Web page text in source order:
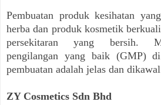
Pembuatan produk kesihatan
herba dan produk kosmetik
persekitaran yang bersih.
pengilangan yang baik (GMP)
pembuatan adalah jelas dan
ZY Cosmetics Sdn Bhd